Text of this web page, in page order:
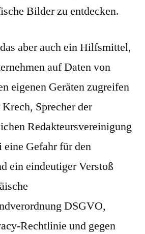
Bilder zu entdecken.
aber auch ein Hilfsmittel,
auf Daten von
eigenen Geräten zugreifen
Sprecher der
Redakteursvereinigung
Gefahr für den
ein eindeutiger Verstoß
DSGVO,
Rechtlinie und gegen